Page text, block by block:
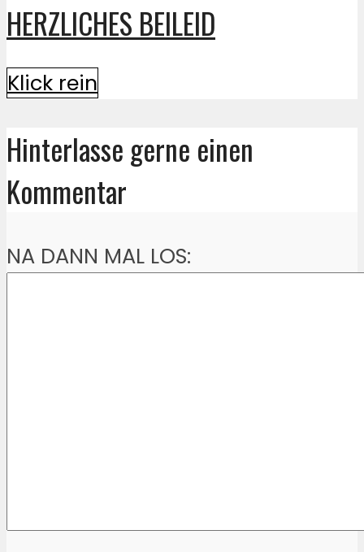
HERZLICHES BEILEID
Klick rein
Hinterlasse gerne einen
Kommentar
NA DANN MAL LOS: